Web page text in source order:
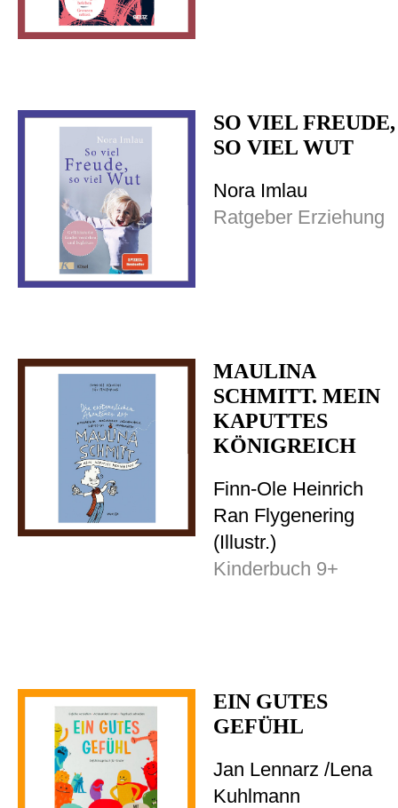
SO VIEL FREUDE,
SO VIEL WUT
Nora Imlau
Ratgeber Erziehung
MAULINA
SCHMITT. MEIN
KAPUTTES
KÖNIGREICH
Finn-Ole Heinrich
Ran Flygenering
(Illustr.)
Kinderbuch 9+
EIN GUTES
GEFÜHL
Jan Lennarz /Lena
Kuhlmann